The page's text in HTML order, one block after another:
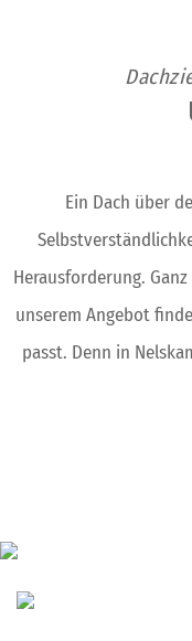
Ein Dach über
Herausforderung.
unserem Angebot
passt. Denn in